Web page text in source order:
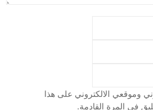
وموقعي الالكتروني على هذا
في المرة القادمة.